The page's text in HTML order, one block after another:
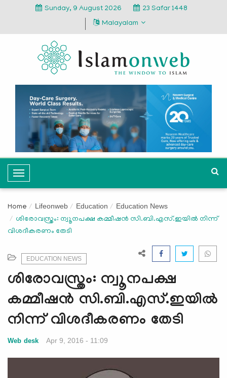
Sunday, 9 August 2026
23 Safar 1448
Malayalam
T
o
g
l
e
v
i
g
t
o
n
Home Lifeonweb Education Education News
ശിരോവസ്ത്രം: ന്വൂനപക്ഷ കമ്മീഷന്‍ സി.ബി.എസ്.ഇയില്‍ നിന്ന്
വിശദീകരണം തേടി
EDUCATION NEWS
ശിരോവസ്ത്രം: ന്വൂനപക്ഷ
കമ്മീഷന്‍ സി.ബി.എസ്.ഇയില്‍
നിന്ന് വിശദീകരണം തേടി
Web desk Apr 9, 2016 - 11:09